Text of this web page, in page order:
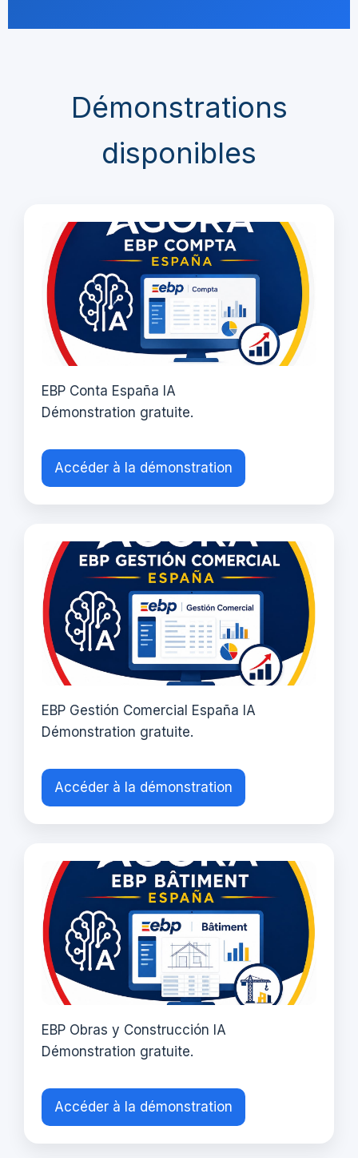
Démonstrations
disponibles
EBP Conta España IA
Démonstration gratuite.
Accéder à la démonstration
EBP Gestión Comercial España IA
Démonstration gratuite.
Accéder à la démonstration
EBP Obras y Construcción IA
Démonstration gratuite.
Accéder à la démonstration